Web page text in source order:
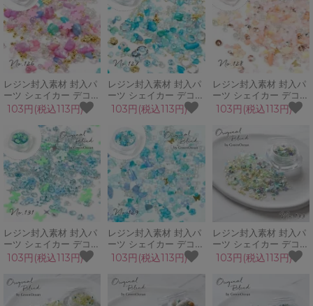
レジン封入素材 封入パ
ーツ シェイカー デコパ
ーツ 紫式部 桜 サクラ
ブリオン 和風 パステル
カラー GreenOceanオ
リジナルブレンド♪
103円(税込113円)
レジン封入素材 封入パ
ーツ シェイカー デコパ
ーツ のどかな浜辺 夏
シェル プラビジュー 穴
なしパール
GreenOceanオリジナ
ルブレンド♪
103円(税込113円)
レジン封入素材 封入パ
ーツ シェイカー デコパ
ーツ 春はあけぼの 蝶
花 ビーズ ブリオン 和
風 GreenOceanオリジ
ナルブレンド♪
103円(税込113円)
レジン封入素材 封入パ
ーツ シェイカー デコパ
ーツ ブルーファンタジ
ー ビジュー つぶつぶガ
ラス 蝶 お花
GreenOceanオリジナ
ルブレンド♪
103円(税込113円)
レジン封入素材 封入パ
ーツ シェイカー デコパ
ーツ 紫陽花 蝶 花 シェ
ルパウダー カレット
GreenOceanオリジナ
ルブレンド♪
103円(税込113円)
レジン封入素材 封入パ
ーツ シェイカー デコパ
ーツ 藤の花 蝶 フラワ
ー シェル ブリオン ホ
ログラム GreenOcean
オリジナルブレンド♪
103円(税込113円)